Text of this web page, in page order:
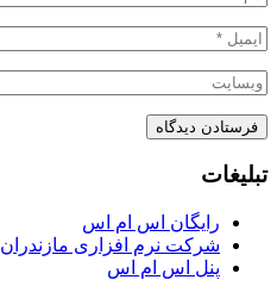
تبلیغات
رایگان اس ام اس
شرکت نرم افزاری مازندران
پنل اس ام اس